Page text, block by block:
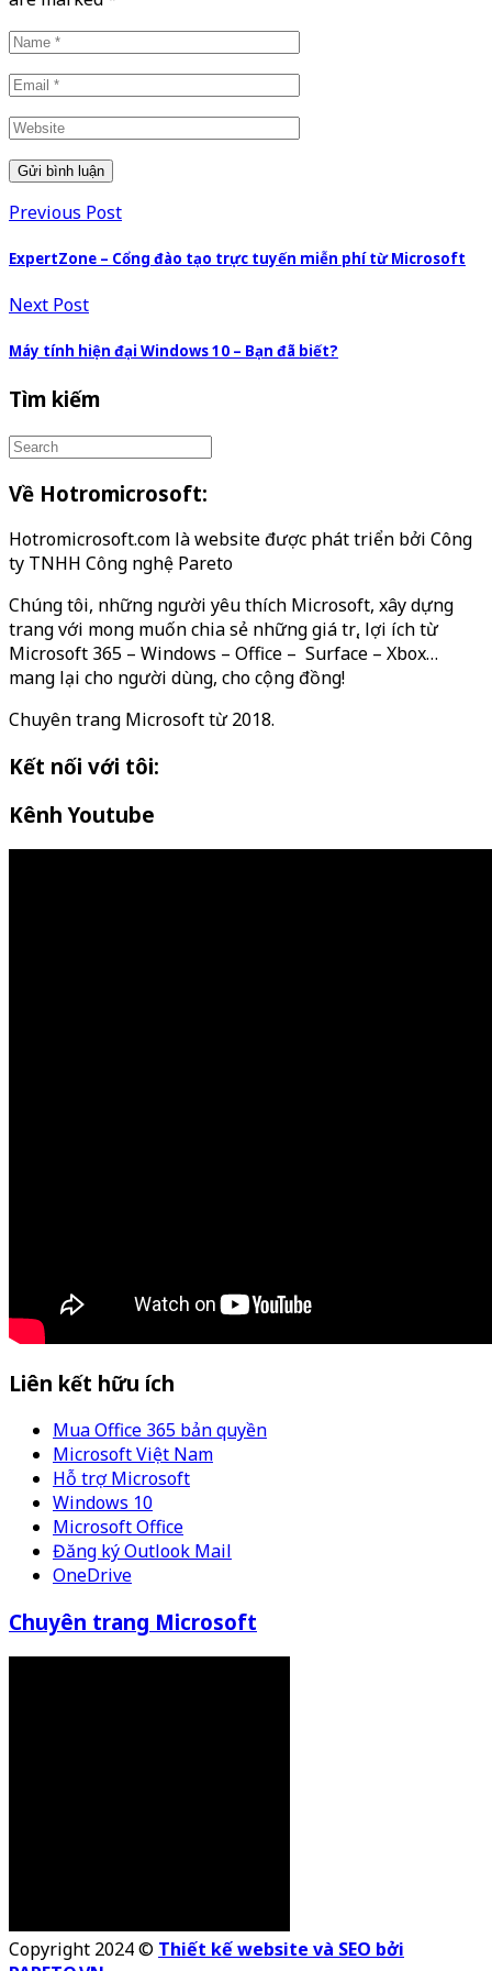
Previous Post
ExpertZone – Cổng đào tạo trực tuyến miễn phí từ Microsoft
Next Post
Máy tính hiện đại Windows 10 – Bạn đã biết?
Tìm kiếm
Về Hotromicrosoft:
Hotromicrosoft.com là website được phát triển bởi Công
ty TNHH Công nghệ Pareto
Chúng tôi, những người yêu thích Microsoft, xây dựng
trang với mong muốn chia sẻ những giá trị, lợi ích từ
Microsoft 365 – Windows – Office – Surface – Xbox…
mang lại cho người dùng, cho cộng đồng!
Chuyên trang Microsoft từ 2018.
Kết nối với tôi:
Kênh Youtube
Liên kết hữu ích
Mua Office 365 bản quyền
Microsoft Việt Nam
Hỗ trợ Microsoft
Windows 10
Microsoft Office
Đăng ký Outlook Mail
OneDrive
Chuyên trang Microsoft
Copyright 2024 © Thiết kế website và SEO bởi